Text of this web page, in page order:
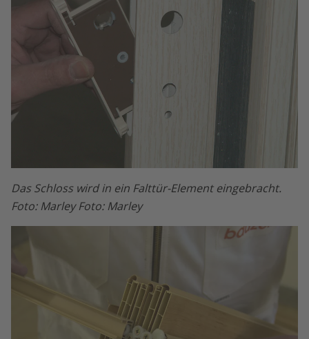
Das Schloss wird in ein Falttür-Element eingebracht.
Foto: Marley Foto: Marley